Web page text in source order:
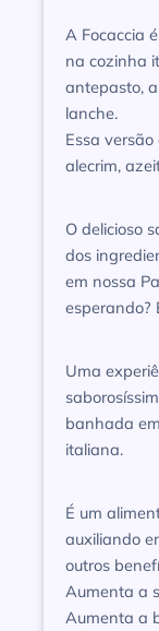
A Focaccia
na cozinha
antepasto,
lanche.
Essa
alecrim,
O delicioso
dos
em nossa
esperando?
Uma
banhada
italiana.
É um
auxiliando
outros
Aumenta a
Aumenta a